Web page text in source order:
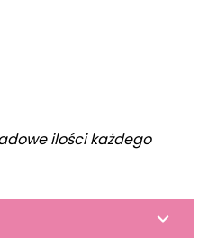
ilości każdego